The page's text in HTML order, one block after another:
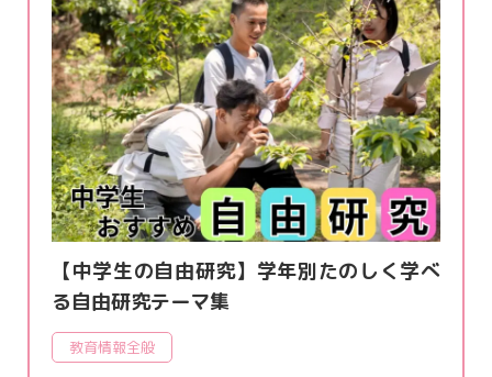
【中学生の自由研究】学年別たのしく学べ
る自由研究テーマ集
教育情報全般